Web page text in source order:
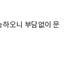
하오니 부담없이 문